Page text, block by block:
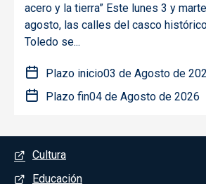
acero y la tierra” Este lunes 3 y
agosto, las calles del casco
Toledo se...
Plazo inicio03 de Agosto de
Plazo fin04 de Agosto de 2026
Menú del pie
Cultura
Educación